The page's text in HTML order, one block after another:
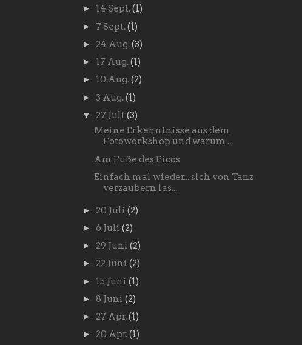
► 14 Sept.(1)
► 7 Sept.(1)
► 24 Aug.(3)
► 17 Aug.(1)
► 10 Aug.(2)
► 3 Aug.(1)
▼ 27 Juli (3)
Meine Erkenntnisse aus dem
Fotoworkshop und warum ...
Am Fuße des Picos
Einfach mal wieder... sich von Tanz
verzaubern las...
► 20 Juli (2)
► 6 Juli (2)
► 29 Juni (2)
► 22 Juni (2)
► 15 Juni (1)
► 8 Juni (2)
► 27 Apr.(1)
► 20 Apr.(1)